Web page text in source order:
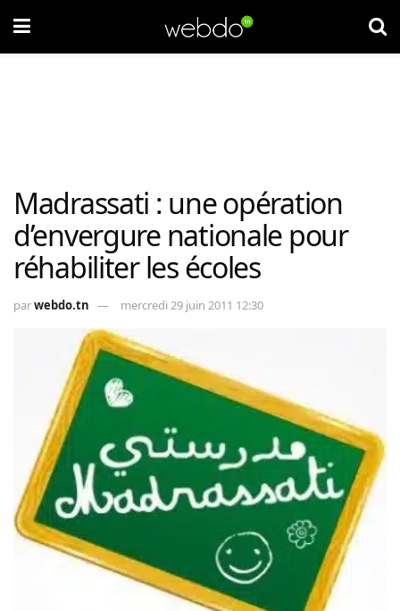
Madrassati : une opération
d’envergure nationale pour
réhabiliter les écoles
parwebdo.tn mercredi 29 juin 2011 12:30